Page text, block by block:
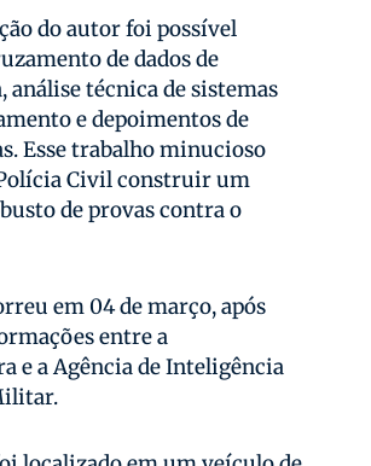
do autor foi possível
de dados de
técnica de sistemas
e depoimentos de
Esse trabalho minucioso
Civil construir um
de provas contra o
em 04 de março, após
entre a
e a Agência de Inteligência